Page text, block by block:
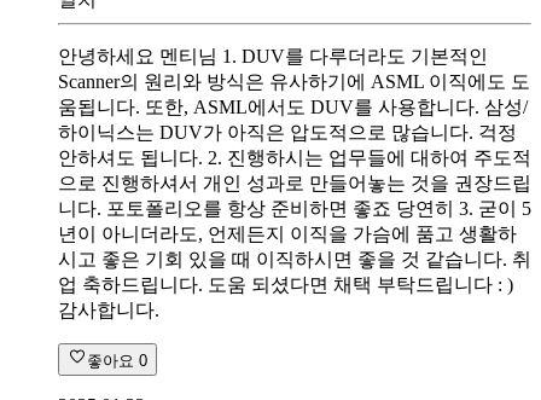
안녕하세요 멘티님 1. DUV를 다루더라도 기본적인
Scanner의 원리와 방식은 유사하기에 ASML 이직에도 도
움됩니다. 또한, ASML에서도 DUV를 사용합니다. 삼성/
하이닉스는 DUV가 아직은 압도적으로 많습니다. 걱정
안하셔도 됩니다. 2. 진행하시는 업무들에 대하여 주도적
으로 진행하셔서 개인 성과로 만들어놓는 것을 권장드립
니다. 포토폴리오를 항상 준비하면 좋죠 당연히 3. 굳이 5
년이 아니더라도, 언제든지 이직을 가슴에 품고 생활하
시고 좋은 기회 있을 때 이직하시면 좋을 것 같습니다. 취
업 축하드립니다. 도움 되셨다면 채택 부탁드립니다 : )
감사합니다.
좋아요 0